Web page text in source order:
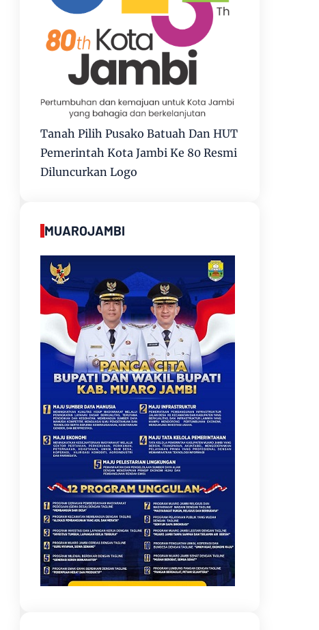
Tanah Pilih Pusako Batuah Dan HUT
Pemerintah Kota Jambi Ke 80 Resmi
Diluncurkan Logo
MUAROJAMBI